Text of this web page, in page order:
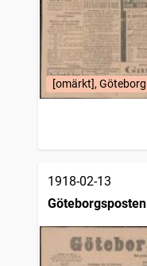
[omärkt], Göteborg
1918-02-13
Göteborgsposten